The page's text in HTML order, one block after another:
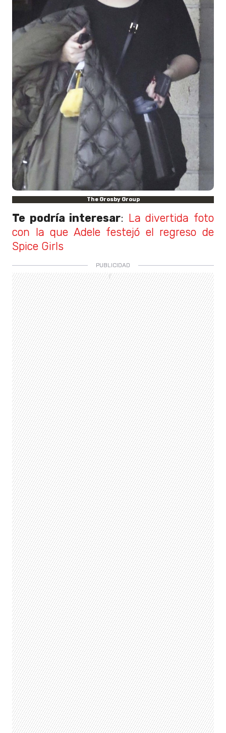
The Grosby Group
Te podría interesar: La divertida foto
con la que Adele festejó el regreso de
Spice Girls